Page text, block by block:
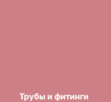
Трубы и фитинги